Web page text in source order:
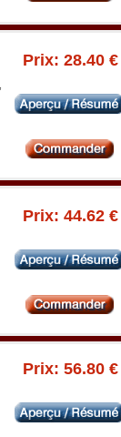
Prix: 28.40 €
Prix: 44.62 €
Prix: 56.80 €